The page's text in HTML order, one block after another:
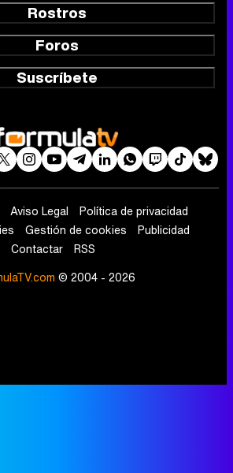
Rostros
Foros
Suscríbete
Aviso Legal
Política de privacidad
Gestión de cookies
Publicidad
Contactar
RSS
© 2004 - 2026